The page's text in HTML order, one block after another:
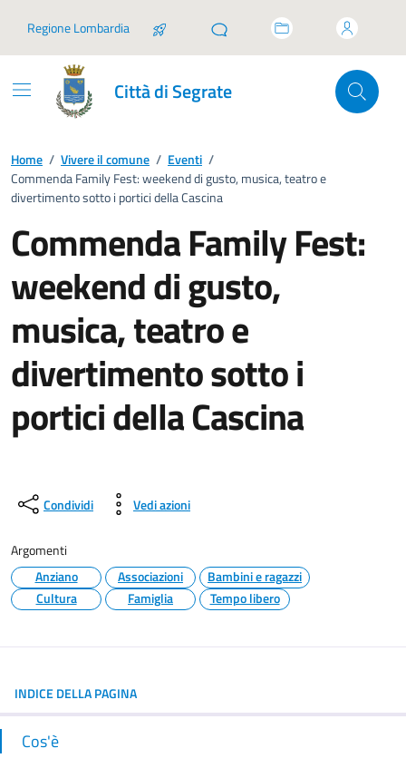
Regione Lombardia
Città di Segrate
Home / Vivere il comune / Eventi /
Commenda Family Fest: weekend di gusto, musica, teatro e
divertimento sotto i portici della Cascina
Commenda Family Fest:
weekend di gusto,
musica, teatro e
divertimento sotto i
portici della Cascina
Condividi Vedi azioni
Argomenti
Anziano
Associazioni
Bambini e ragazzi
Cultura
Famiglia Tempo libero
INDICE DELLA PAGINA
Cos'è